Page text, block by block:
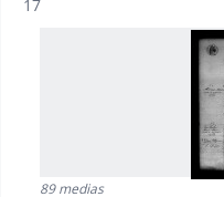
17
89 medias